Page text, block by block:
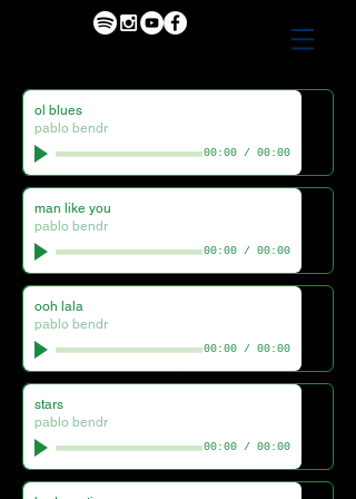
ol blues
pablo bendr
00:00 / 00:00
man like you
pablo bendr
00:00 / 00:00
ooh lala
pablo bendr
00:00 / 00:00
stars
pablo bendr
00:00 / 00:00